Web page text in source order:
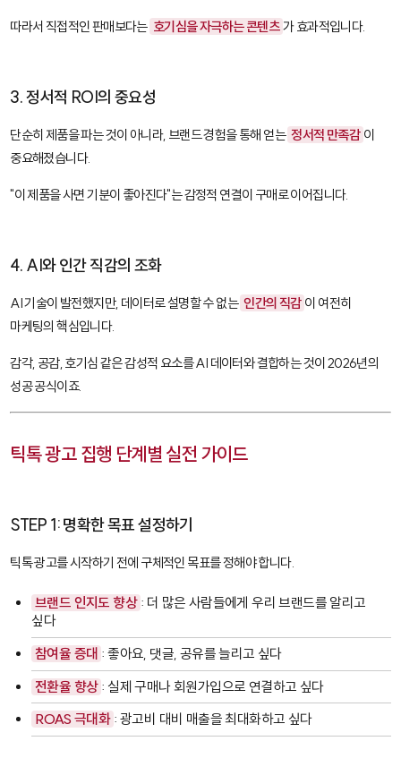
따라서 직접적인 판매보다는 호기심을 자극하는 콘텐츠 가 효과적입니다.
3. 정서적 ROI의 중요성
단순히 제품을 파는 것이 아니라, 브랜드 경험을 통해 얻는 정서적 만족감 이
중요해졌습니다.
"이 제품을 사면 기분이 좋아진다"는 감정적 연결이 구매로 이어집니다.
4. AI와 인간 직감의 조화
AI 기술이 발전했지만, 데이터로 설명할 수 없는 인간의 직감 이 여전히
마케팅의 핵심입니다.
감각, 공감, 호기심 같은 감성적 요소를 AI 데이터와 결합하는 것이 2026년의
성공 공식이죠.
틱톡 광고 집행 단계별 실전 가이드
STEP 1: 명확한 목표 설정하기
틱톡 광고를 시작하기 전에 구체적인 목표를 정해야 합니다.
브랜드 인지도 향상 : 더 많은 사람들에게 우리 브랜드를 알리고
싶다
참여율 증대 : 좋아요, 댓글, 공유를 늘리고 싶다
전환율 향상 : 실제 구매나 회원가입으로 연결하고 싶다
ROAS 극대화 : 광고비 대비 매출을 최대화하고 싶다